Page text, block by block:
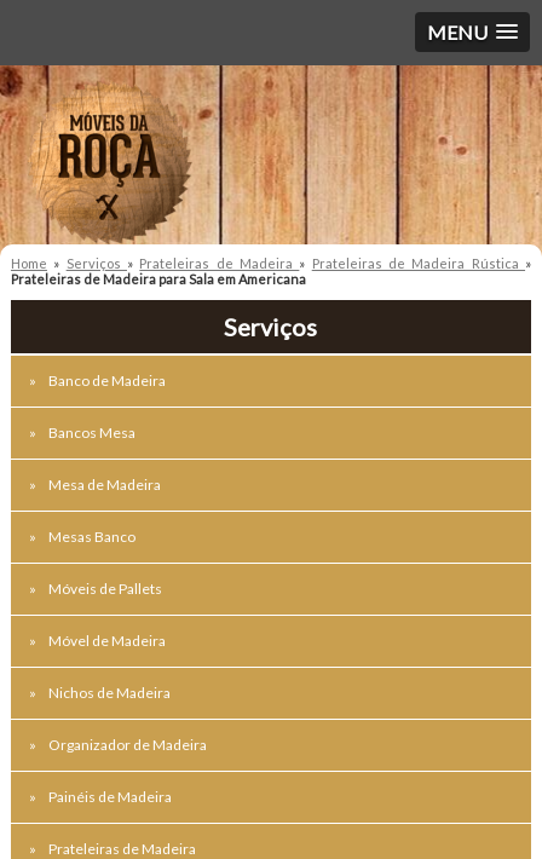
MENU
Home » Serviços » Prateleiras de Madeira » Prateleiras de Madeira Rústica »
Prateleiras de Madeira para Sala em Americana
Serviços
Banco de Madeira
Bancos Mesa
Mesa de Madeira
Mesas Banco
Móveis de Pallets
Móvel de Madeira
Nichos de Madeira
Organizador de Madeira
Painéis de Madeira
Prateleiras de Madeira